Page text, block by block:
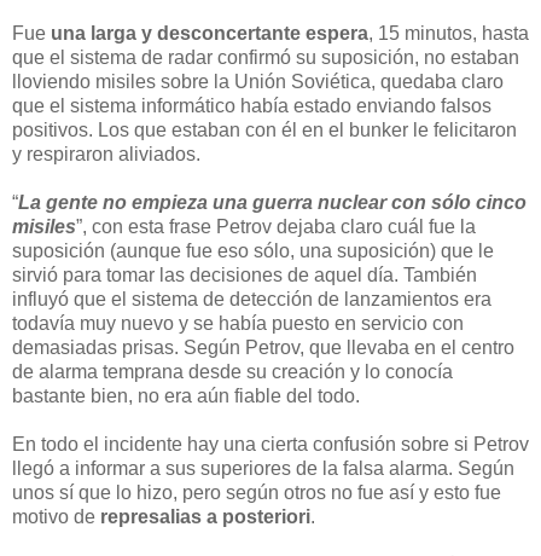
Fue una larga y desconcertante espera, 15 minutos, hasta
que el sistema de radar confirmó su suposición, no estaban
lloviendo misiles sobre la Unión Soviética, quedaba claro
que el sistema informático había estado enviando falsos
positivos. Los que estaban con él en el bunker le felicitaron
y respiraron aliviados.
“La gente no empieza una guerra nuclear con sólo cinco
misiles”, con esta frase Petrov dejaba claro cuál fue la
suposición (aunque fue eso sólo, una suposición) que le
sirvió para tomar las decisiones de aquel día. También
influyó que el sistema de detección de lanzamientos era
todavía muy nuevo y se había puesto en servicio con
demasiadas prisas. Según Petrov, que llevaba en el centro
de alarma temprana desde su creación y lo conocía
bastante bien, no era aún fiable del todo.
En todo el incidente hay una cierta confusión sobre si Petrov
llegó a informar a sus superiores de la falsa alarma. Según
unos sí que lo hizo, pero según otros no fue así y esto fue
motivo de represalias a posteriori.